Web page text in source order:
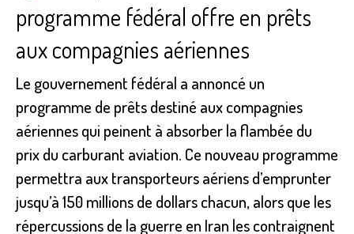
programme fédéral offre en prêts
aux compagnies aériennes
Le gouvernement fédéral a annoncé un
programme de prêts destiné aux compagnies
aériennes qui peinent à absorber la flambée du
prix du carburant aviation. Ce nouveau programme
permettra aux transporteurs aériens d’emprunter
jusqu’à 150 millions de dollars chacun, alors que les
répercussions de la guerre en Iran les contraignent